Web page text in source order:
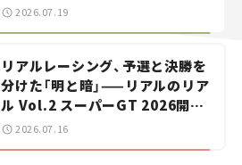
暑におすすめのスポットを紹介
2026.07.19
リアルレーシング、予選と決勝を
分けた「明と暗」——リアルのリア
ル Vol.2 スーパーGT 2026開幕
戦 岡山国際サーキット
2026.07.16